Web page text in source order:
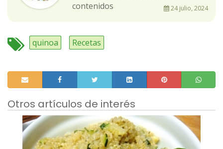
contenidos
24 julio, 2024
quinoa Recetas
Otros artículos de interés